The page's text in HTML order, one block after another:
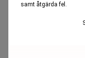
samt åtgärda fel.